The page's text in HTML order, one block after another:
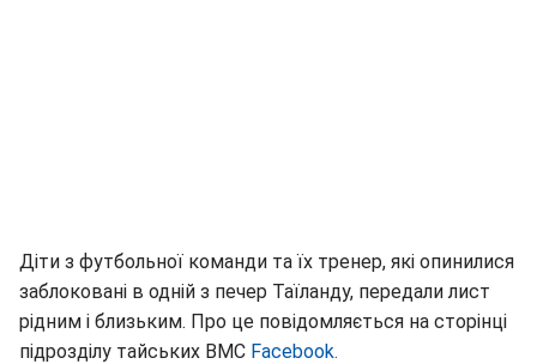
Діти з футбольної команди та їх тренер, які опинилися
заблоковані в одній з печер Таїланду, передали лист
рідним і близьким. Про це повідомляється на сторінці
підрозділу тайських ВМС Facebook.